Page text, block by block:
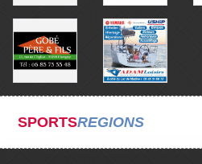
SPORTSREGIONS